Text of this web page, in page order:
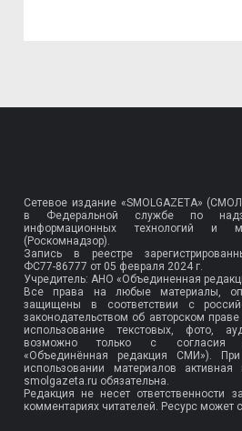
Сетевое издание «SMOLGAZETA»
в Федеральной службе по
информационных технологий и
(Роскомнадзор).
Запись в реестре
ФС77-86777 от 05 февраля 2024 г.
Учредитель: АНО «Объединенная
Все права на любые материалы,
защищены в соответствии с
законодательством об авторском
использование текстовых, фото,
возможно только с согласия
«Объединённая редакция СМИ»).
использовании материалов
smolgazeta.ru обязательна.
Редакция не несет ответственности
комментариях читателей. Ресурс может